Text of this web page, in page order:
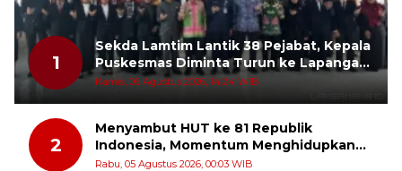
1
Sekda Lamtim Lantik 38 Pejabat, Kepala
Puskesmas Diminta Turun ke Lapangan
dan Hadir di Tengah Masyarakat
Kamis, 06 Agustus 2026, 14:24 WIB
2
Menyambut HUT ke 81 Republik
Indonesia, Momentum Menghidupkan
Kembali Semangat Juang Para Pahlawan
Rabu, 05 Agustus 2026, 00:03 WIB